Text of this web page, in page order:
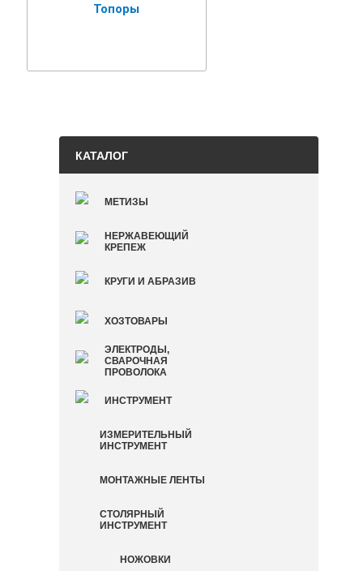
КАТАЛОГ
МЕТИЗЫ
НЕРЖАВЕЮЩИЙ
КРЕПЕЖ
КРУГИ И АБРАЗИВ
ХОЗТОВАРЫ
ЭЛЕКТРОДЫ,
СВАРОЧНАЯ
ПРОВОЛОКА
ИНСТРУМЕНТ
ИЗМЕРИТЕЛЬНЫЙ
ИНСТРУМЕНТ
МОНТАЖНЫЕ ЛЕНТЫ
СТОЛЯРНЫЙ
ИНСТРУМЕНТ
НОЖОВКИ
Топоры